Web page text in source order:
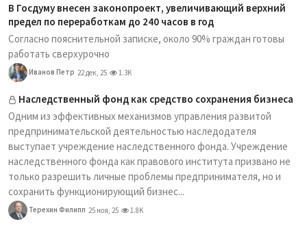
В Госдуму внесен законопроект, увеличивающий верхний
предел по переработкам до 240 часов в год
Согласно пояснительной записке, около 90% граждан готовы
работать сверхурочно
Иванов Петр 22 дек, 25 1.3K
Наследственный фонд как средство сохранения бизнеса
Одним из эффективных механизмов управления развитой
предпринимательской деятельностью наследодателя
выступает учреждение наследственного фонда. Учреждение
наследственного фонда как правового института призвано не
только разрешить личные проблемы предпринимателя, но и
сохранить функционирующий бизнес...
Терехин Филипп 25 ноя, 25 1.8K